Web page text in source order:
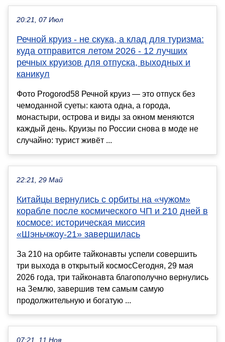
20:21, 07 Июл
Речной круиз - не скука, а клад для туризма:
куда отправится летом 2026 - 12 лучших
речных круизов для отпуска, выходных и
каникул
Фото Progorod58 Речной круиз — это отпуск без
чемоданной суеты: каюта одна, а города,
монастыри, острова и виды за окном меняются
каждый день. Круизы по России снова в моде не
случайно: турист живёт ...
22:21, 29 Май
Китайцы вернулись с орбиты на «чужом»
корабле после космического ЧП и 210 дней в
космосе: историческая миссия
«Шэньчжоу-21» завершилась
За 210 на орбите тайконавты успели совершить
три выхода в открытый космосСегодня, 29 мая
2026 года, три тайконавта благополучно вернулись
на Землю, завершив тем самым самую
продолжительную и богатую ...
07:21, 11 Ноя